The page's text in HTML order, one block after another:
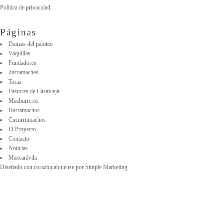
Política de privacidad
Páginas
Danzas del paloteo
Vaquillas
Fundadores
Zarramaches
Toras
Pastores de Casavieja
Machurreros
Harramachos
Cucurrumachos
El Proyecto
Contacto
Noticias
Mascarávila
Diseñado con corazón abulense por Simple Marketing